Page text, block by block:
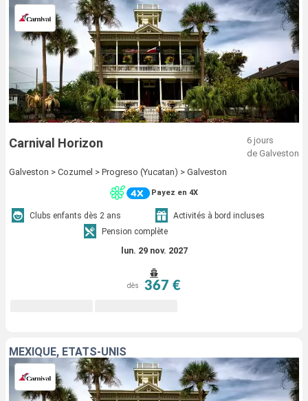
Carnival Horizon
6 jours
de Galveston
Galveston > Cozumel > Progreso (Yucatan) > Galveston
Payez en 4X
Clubs enfants dès 2 ans
Activités à bord incluses
Pension complète
lun. 29 nov. 2027
dès 367 €
MEXIQUE, ÉTATS-UNIS